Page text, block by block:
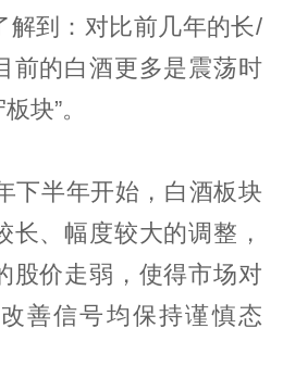
解到：对比前几年的长/
前的白酒更多是震荡时
块”。
下半年开始，白酒板块
长、幅度较大的调整，
股价走弱，使得市场对
善信号均保持谨慎态